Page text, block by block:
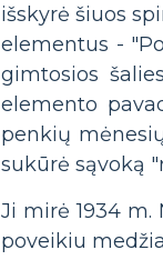
išskyrė šiuos
elementus -
gimtosios
elemento
penkių
sukūrė sąvoką
Ji mirė 1934
poveikiu